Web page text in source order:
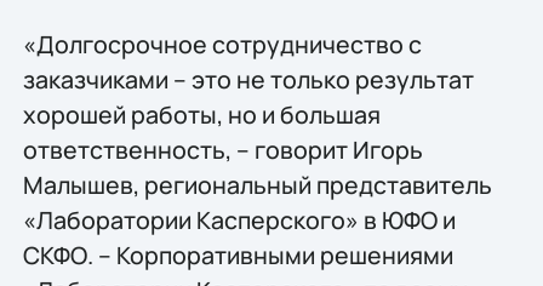
«Долгосрочное сотрудничество с
заказчиками – это не только результат
хорошей работы, но и большая
ответственность, – говорит Игорь
Малышев, региональный представитель
«Лаборатории Касперского» в ЮФО и
СКФО. – Корпоративными решениями